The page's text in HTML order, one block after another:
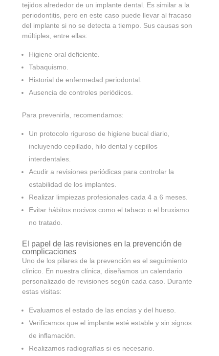
tejidos alrededor de un implante dental. Es similar a la
periodontitis, pero en este caso puede llevar al fracaso
del implante si no se detecta a tiempo. Sus causas son
múltiples, entre ellas:
Higiene oral deficiente.
Tabaquismo.
Historial de enfermedad periodontal.
Ausencia de controles periódicos.
Para prevenirla, recomendamos:
Un protocolo riguroso de higiene bucal diario,
incluyendo cepillado, hilo dental y cepillos
interdentales.
Acudir a revisiones periódicas para controlar la
estabilidad de los implantes.
Realizar limpiezas profesionales cada 4 a 6 meses.
Evitar hábitos nocivos como el tabaco o el bruxismo
no tratado.
El papel de las revisiones en la prevención de
complicaciones
Uno de los pilares de la prevención es el seguimiento
clínico. En nuestra clínica, diseñamos un calendario
personalizado de revisiones según cada caso. Durante
estas visitas:
Evaluamos el estado de las encías y del hueso.
Verificamos que el implante esté estable y sin signos
de inflamación.
Realizamos radiografías si es necesario.